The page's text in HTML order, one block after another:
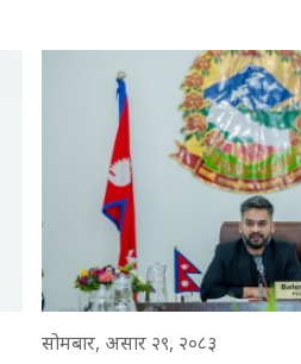
सोमबार, असार २९, २०८३